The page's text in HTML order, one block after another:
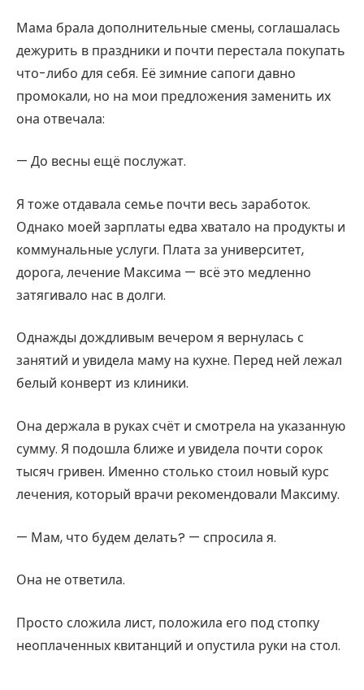
Мама брала дополнительные смены, соглашалась
дежурить в праздники и почти перестала покупать
что-либо для себя. Её зимние сапоги давно
промокали, но на мои предложения заменить их
она отвечала:
— До весны ещё послужат.
Я тоже отдавала семье почти весь заработок.
Однако моей зарплаты едва хватало на продукты и
коммунальные услуги. Плата за университет,
дорога, лечение Максима — всё это медленно
затягивало нас в долги.
Однажды дождливым вечером я вернулась с
занятий и увидела маму на кухне. Перед ней лежал
белый конверт из клиники.
Она держала в руках счёт и смотрела на указанную
сумму. Я подошла ближе и увидела почти сорок
тысяч гривен. Именно столько стоил новый курс
лечения, который врачи рекомендовали Максиму.
— Мам, что будем делать? — спросила я.
Она не ответила.
Просто сложила лист, положила его под стопку
неоплаченных квитанций и опустила руки на стол.